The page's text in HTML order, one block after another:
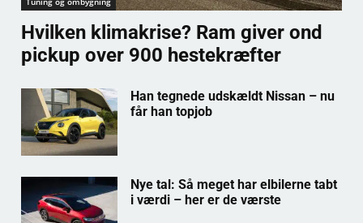
Hvilken klimakrise? Ram giver ond
pickup over 900 hestekræfter
Han tegnede udskældt Nissan – nu
får han topjob
Nye tal: Så meget har elbilerne tabt
i værdi – her er de værste